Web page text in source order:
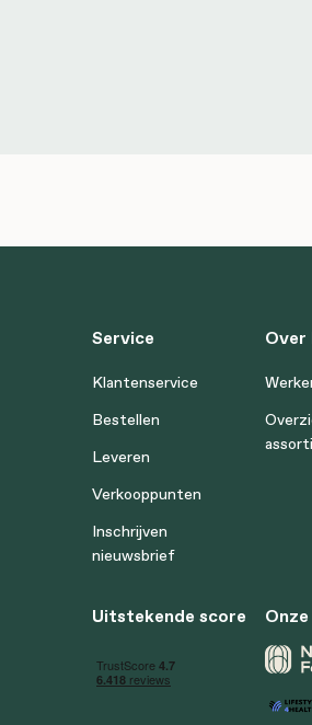
Service
Klantenservice
Bestellen
Leveren
Verkooppunten
Inschrijven
nieuwsbrief
Over
Uitstekende score